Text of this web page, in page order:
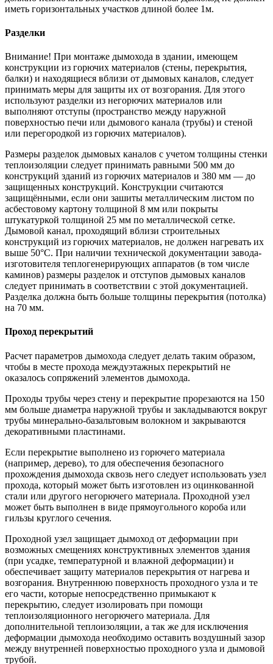
иметь горизонтальных участков длиной более 1м.
Разделки
Внимание! При монтаже дымохода в здании, имеющем
конструкции из горючих материалов (стены, перекрытия,
балки) и находящиеся вблизи от дымовых каналов, следует
принимать меры для защиты их от возгорания. Для этого
используют разделки из негорючих материалов или
выполняют отступы (пространство между наружной
поверхностью печи или дымового канала (трубы) и стеной
или перегородкой из горючих материалов).
Размеры разделок дымовых каналов с учетом толщины стенки
теплоизоляции следует принимать равными 500 мм до
конструкций зданий из горючих материалов и 380 мм — до
защищенных конструкций. Конструкции считаются
защищёнными, если они зашиты металлическим листом по
асбестовому картону толщиной 8 мм или покрыты
штукатуркой толщиной 25 мм по металлической сетке.
Дымовой канал, проходящий вблизи строительных
конструкций из горючих материалов, не должен нагревать их
выше 50°С. При наличии технической документации завода-
изготовителя теплогенерирующих аппаратов (в том числе
каминов) размеры разделок и отступов дымовых каналов
следует принимать в соответствии с этой документацией.
Разделка должна быть больше толщины перекрытия (потолка)
на 70 мм.
Проход перекрытий
Расчет параметров дымохода следует делать таким образом,
чтобы в месте прохода междуэтажных перекрытий не
оказалось сопряжений элементов дымохода.
Проходы трубы через стену и перекрытие прорезаются на 150
мм больше диаметра наружной трубы и закладываются вокруг
трубы минерально-базальтовым волокном и закрываются
декоративными пластинами.
Если перекрытие выполнено из горючего материала
(например, дерево), то для обеспечения безопасного
прохождения дымохода сквозь него следует использовать узел
прохода, который может быть изготовлен из оцинкованной
стали или другого негорючего материала. Проходной узел
может быть выполнен в виде прямоугольного короба или
гильзы круглого сечения.
Проходной узел защищает дымоход от деформации при
возможных смещениях конструктивных элементов здания
(при усадке, температурной и влажной деформации) и
обеспечивает защиту материалов перекрытия от нагрева и
возгорания. Внутреннюю поверхность проходного узла и те
его части, которые непосредственно примыкают к
перекрытию, следует изолировать при помощи
теплоизоляционного негорючего материала. Для
дополнительной теплоизоляции, а так же для исключения
деформации дымохода необходимо оставить воздушный зазор
между внутренней поверхностью проходного узла и дымовой
трубой.